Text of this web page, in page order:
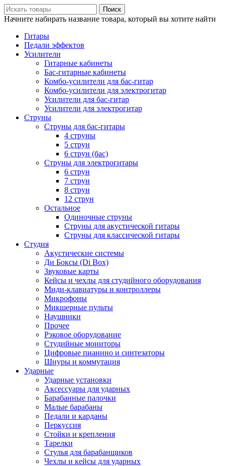
Поиск
Начните набирать название товара, который вы хотите найти
Гитары
Педали эффектов
Усилители
Гитарные кабинеты
Бас-гитарные кабинеты
Комбо-усилители для бас-гитар
Комбо-усилители для электрогитар
Усилители для бас-гитар
Усилители для электрогитар
Струны
Струны для бас-гитары
4 струны
5 струн
6 струн (бас)
Струны для электрогитары
6 струн
7 струн
8 струн
12 струн
Остальное
Одиночные струны
Струны для акустической гитары
Струны для классической гитары
Студия
Акустические системы
Ди Боксы (Di Box)
Звуковые карты
Кейсы и чехлы для студийного оборудования
Миди-клавиатуры и контроллеры
Микрофоны
Микшерные пульты
Наушники
Прочее
Рэковое оборудование
Студийные мониторы
Цифровые пианино и синтезаторы
Шнуры и коммутация
Ударные
Ударные установки
Аксессуары для ударных
Барабанные палочки
Малые барабаны
Педали и карданы
Перкуссия
Стойки и крепления
Тарелки
Стулья для барабанщиков
Чехлы и кейсы для ударных